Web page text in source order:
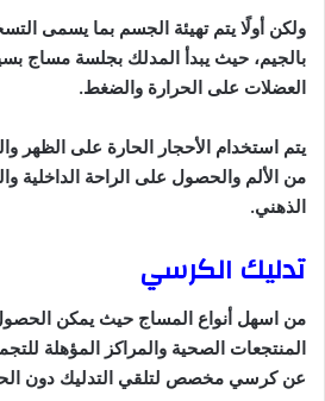
ولكن أولًا يتم تهيئة الجسم بما يسمى
بالجيم، حيث يبدأ المدلك بجلسة مساج
العضلات على الحرارة والضغط.
يتم استخدام الأحجار الحارة على الظهر
من الألم والحصول على الراحة الداخلية
الذهني.
تدليك الكرسي
من اسهل أنواع المساج حيث يمكن
المنتجعات الصحية والمراكز المؤهلة
عن كرسي مخصص لتلقي التدليك دون